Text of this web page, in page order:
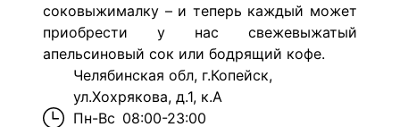
соковыжималку – и теперь каждый может
приобрести у нас свежевыжатый
апельсиновый сок или бодрящий кофе.
Челябинская обл, г.Копейск,
ул.Хохрякова, д.1, к.А
Пн-Вс 08:00-23:00